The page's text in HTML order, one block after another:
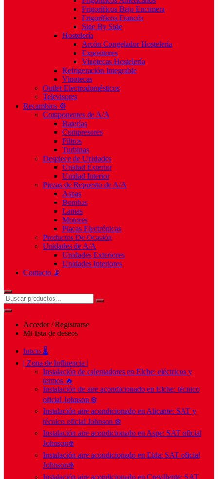
Frigoríficos Bajo Encimera
Frigoríficos Francés
Side By Side
Hostelería
Arcón Congelador Hostelería
Expositores
Vinotecas Hostelería
Refrigeración Integrable
Vinotecas
Outlet Electrodomésticos
Televisores
Recambios ⚙️
Componentes de A/A
Baterías
Compresores
Filtros
Turbinas
Despiece de Unidades
Unidad Exterior
Unidad Interior
Piezas de Repuesto de A/A
Aspas
Bombas
Lamas
Motores
Placas Electrónicas
Productos De Ocasión
Unidades de A/A
Unidades Exteriores
Unidades Interiores
Contacto 📡
Acceder / Registrarse
Mi lista de deseos
Inicio 🌡️
| Zona de Influencia |
Instalación de calentadores en Elche: eléctricos y
termos 🔥
Instalación de aire acondicionado en Elche: técnico
oficial Johnson ❄️
Instalación aire acondicionado en Alicante: SAT y
técnico oficial Johnson ❄️
Instalación aire acondicionado en Aspe: SAT oficial
Johnson❄️
Instalación aire acondicionado en Elda: SAT oficial
Johnson❄️
Instalación aire acondicionado en Crevillente: SAT